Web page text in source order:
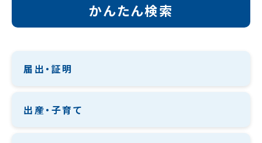
かんたん検索
届出・証明
出産・子育て